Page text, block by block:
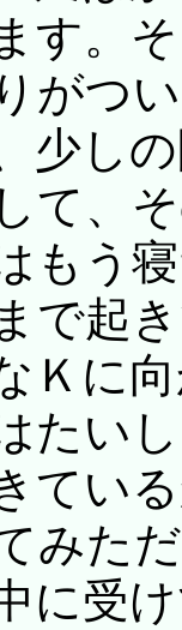
す。
がつ
少し
て、
もう
で起
Ｋに
たい
てい
みた
に受